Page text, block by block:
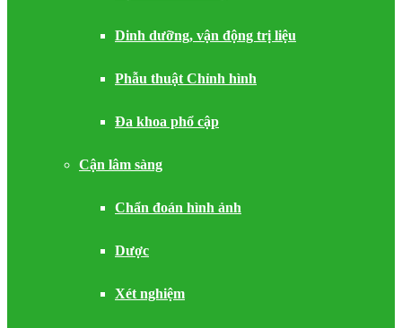
Dinh dưỡng, vận động trị liệu
Phẫu thuật Chỉnh hình
Đa khoa phổ cập
Cận lâm sàng
Chẩn đoán hình ảnh
Dược
Xét nghiệm